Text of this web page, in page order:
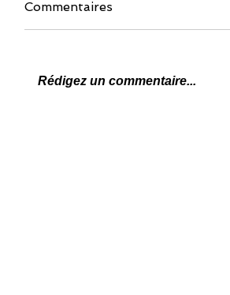
Commentaires
Rédigez un commentaire...